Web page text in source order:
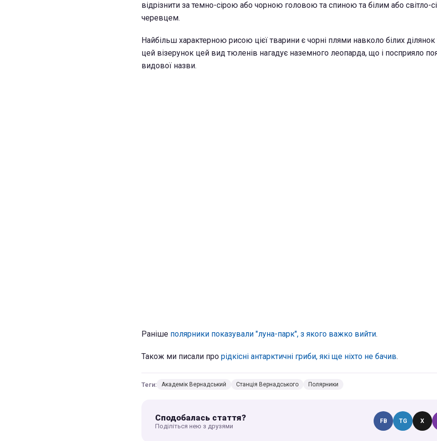
відрізнити за темно-сірою або чорною головою та спиною та білим або світло-
черевцем.
Найбільш характерною рисою цієї тварини є чорні плями навколо білих ділянок
цей візерунок цей вид тюленів нагадує наземного леопарда, що і посприяло
видової назви.
Раніше полярники показували "луна-парк", з якого важко вийти.
Також ми писали про рідкісні антарктичні гриби, які ще ніхто не бачив.
Теги: Академік Вернадський Станція Вернадського Полярники
Сподобалась стаття?
Поділіться нею з друзями
FB TG X